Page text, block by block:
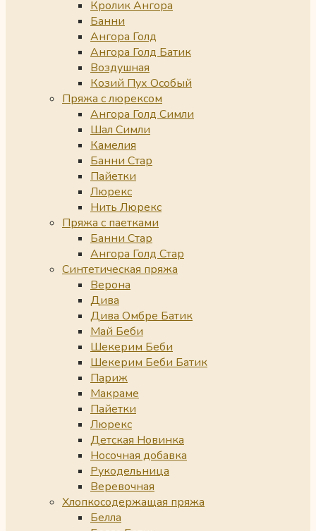
Кролик Ангора
Банни
Ангора Голд
Ангора Голд Батик
Воздушная
Козий Пух Особый
Пряжа с люрексом
Ангора Голд Симли
Шал Симли
Камелия
Банни Стар
Пайетки
Люрекс
Нить Люрекс
Пряжа с паетками
Банни Стар
Ангора Голд Стар
Синтетическая пряжа
Верона
Дива
Дива Омбре Батик
Май Беби
Шекерим Беби
Шекерим Беби Батик
Париж
Макраме
Пайетки
Люрекс
Детская Новинка
Носочная добавка
Рукодельница
Веревочная
Хлопкосодержащая пряжа
Белла